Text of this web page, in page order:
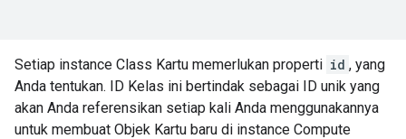
Setiap instance Class Kartu memerlukan properti id , yang
Anda tentukan. ID Kelas ini bertindak sebagai ID unik yang
akan Anda referensikan setiap kali Anda menggunakannya
untuk membuat Objek Kartu baru di instance Compute